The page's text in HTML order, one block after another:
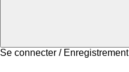
Se connecter / Enregistrement